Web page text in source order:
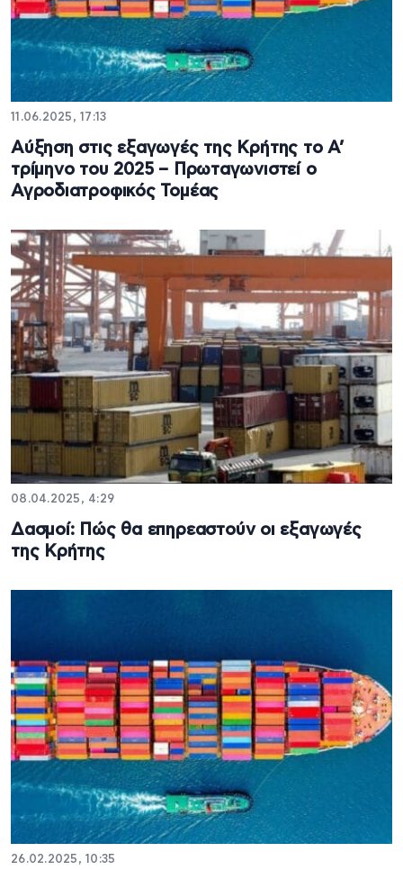
11.06.2025, 17:13
Αύξηση στις εξαγωγές της Κρήτης το Α’
τρίμηνο του 2025 – Πρωταγωνιστεί ο
Αγροδιατροφικός Τομέας
08.04.2025, 4:29
Δασμοί: Πώς θα επηρεαστούν οι εξαγωγές
της Κρήτης
26.02.2025, 10:35